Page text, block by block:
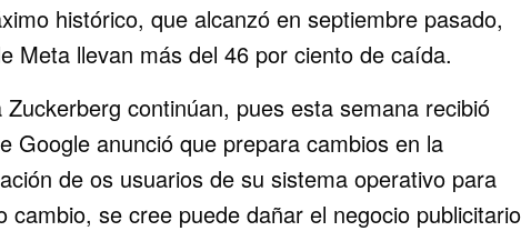
histórico, que alcanzó en septiembre pasado,
Meta llevan más del 46 por ciento de caída.
continúan, pues esta semana recibió
Google anunció que prepara cambios en la
de os usuarios de su sistema operativo para
cambio, se cree puede dañar el negocio publicitario